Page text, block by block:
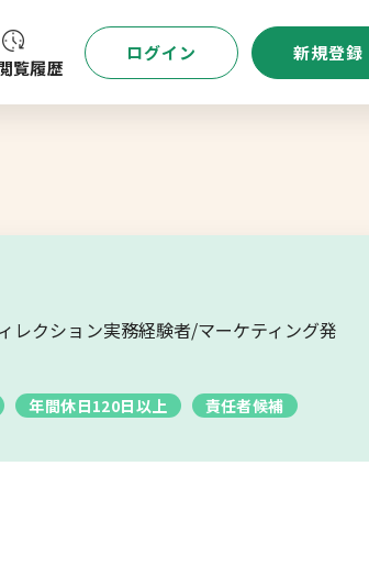
覧履歴
ログイン 新規登録
ク
よくあるご
レクション実務経験者/マーケティング発
年間休日120日以上 責任者候補